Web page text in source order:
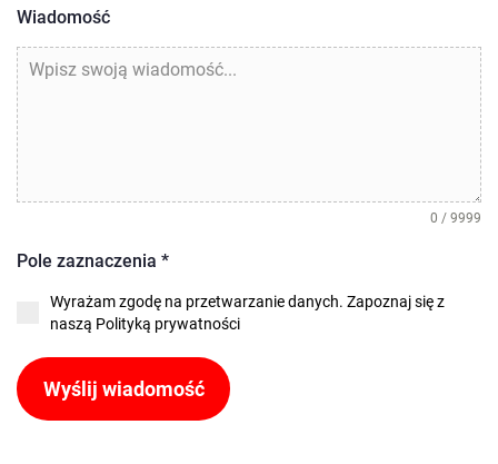
Wiadomość
0 / 9999
Pole zaznaczenia *
Wyrażam zgodę na przetwarzanie danych. Zapoznaj się z
naszą Polityką prywatności
Wyślij wiadomość